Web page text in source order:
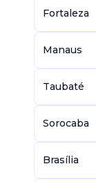
Fortaleza
Manaus
Taubaté
Sorocaba
Brasília